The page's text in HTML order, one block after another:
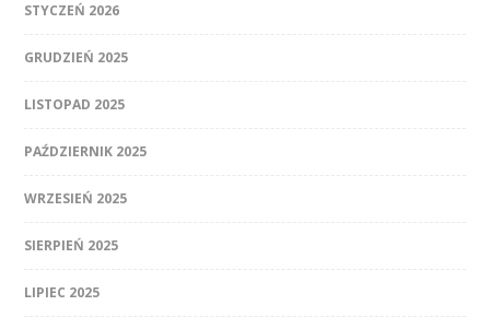
STYCZEŃ 2026
GRUDZIEŃ 2025
LISTOPAD 2025
PAŹDZIERNIK 2025
WRZESIEŃ 2025
SIERPIEŃ 2025
LIPIEC 2025